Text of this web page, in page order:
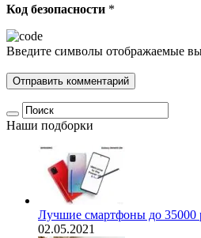
Код безопасности *
Введите символы отображаемые
Наши подборки
Лучшие смартфоны до 35000
02.05.2021